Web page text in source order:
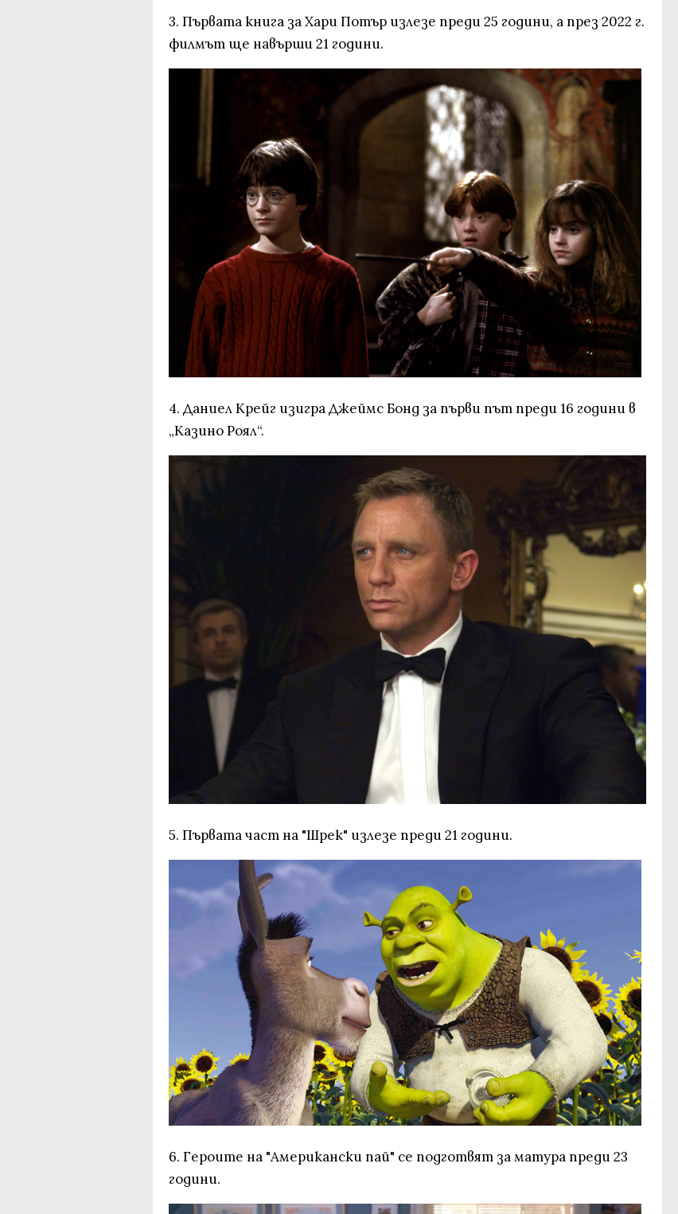
3. Първата книга за Хари Потър излезе преди 25 години, а през 2022 г.
филмът ще навърши 21 години.
4. Даниел Крейг изигра Джеймс Бонд за първи път преди 16 години в
„Казино Роял“.
5. Първата част на "Шрек" излезе преди 21 години.
6. Героите на "Американски пай" се подготвят за матура преди 23
години.